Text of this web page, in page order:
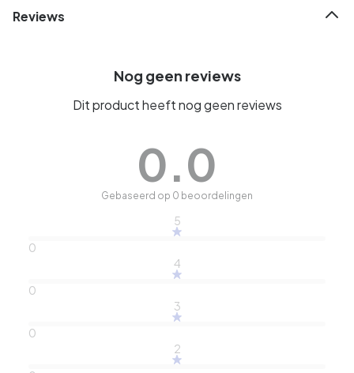
Reviews
Nog geen reviews
Dit product heeft nog geen reviews
0.0
Gebaseerd op 0 beoordelingen
5
0
4
0
3
0
2